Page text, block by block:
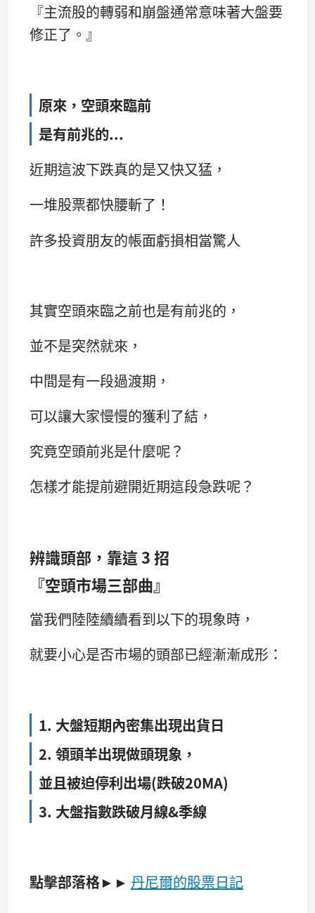
『主流股的轉弱和崩盤通常意味著大盤要
修正了。』
原來，空頭來臨前
是有前兆的...
近期這波下跌真的是又快又猛，
一堆股票都快腰斬了！
許多投資朋友的帳面虧損相當驚人
其實空頭來臨之前也是有前兆的，
並不是突然就來，
中間是有一段過渡期，
可以讓大家慢慢的獲利了結，
究竟空頭前兆是什麼呢？
怎樣才能提前避開近期這段急跌呢？
辨識頭部，靠這 3 招
『空頭市場三部曲』
當我們陸陸續續看到以下的現象時，
就要小心是否市場的頭部已經漸漸成形：
1. 大盤短期內密集出現出貨日
2. 領頭羊出現做頭現象，
並且被迫停利出場(跌破20MA)
3. 大盤指數跌破月線&季線
點擊部落格►► 丹尼爾的股票日記